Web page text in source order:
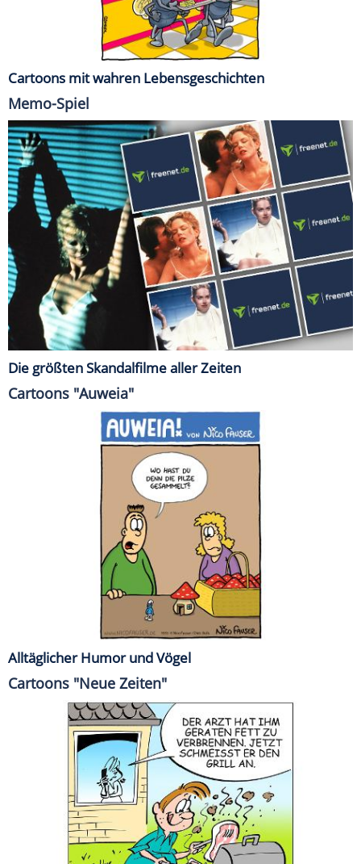
Cartoons mit wahren Lebensgeschichten
Memo-Spiel
Die größten Skandalfilme aller Zeiten
Cartoons "Auweia"
Alltäglicher Humor und Vögel
Cartoons "Neue Zeiten"